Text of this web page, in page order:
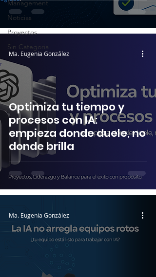
Management
Noticias
Proyectos
Sin Categoria
Optimiza tu tiempo y
procesos con IA:
empieza donde duele, no
donde brilla
Ma. Eugenia González
Ma. Eugenia González